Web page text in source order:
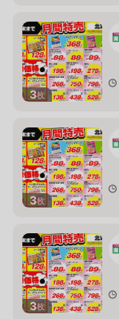
3枚
3枚
3枚